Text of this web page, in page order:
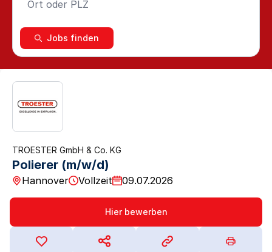
Jobs finden
TROESTER GmbH & Co. KG
Polierer (m/w/d)
Hannover Vollzeit 09.07.2026
Hier bewerben